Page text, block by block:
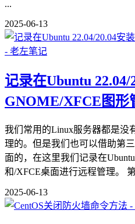
...
2025-06-13
记录在Ubuntu 22.04/
GNOME/XFCE图形
我们常用的Linux服务器都是没
理的。但是我们也可以借助第
面的，在这里我们记录在
和/XFCE桌面进行远程管理。
2025-06-13